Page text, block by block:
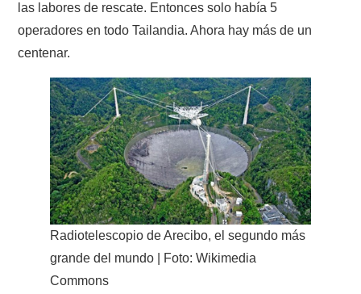
las labores de rescate. Entonces solo había 5
operadores en todo Tailandia. Ahora hay más de un
centenar.
Radiotelescopio de Arecibo, el segundo más
grande del mundo | Foto: Wikimedia
Commons